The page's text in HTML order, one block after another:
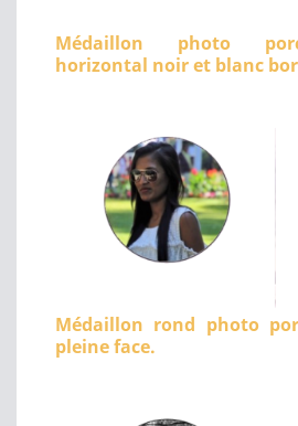
Médaillon photo
horizontal noir et blanc
Médaillon rond photo
pleine face.